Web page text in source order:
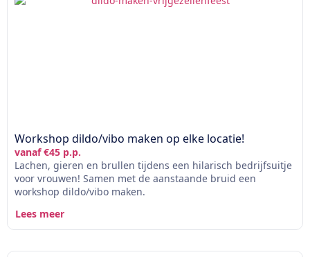
Workshop dildo/vibo maken op elke locatie!
vanaf €45 p.p.
Lachen, gieren en brullen tijdens een hilarisch bedrijfsuitje
voor vrouwen! Samen met de aanstaande bruid een
workshop dildo/vibo maken.
Lees meer